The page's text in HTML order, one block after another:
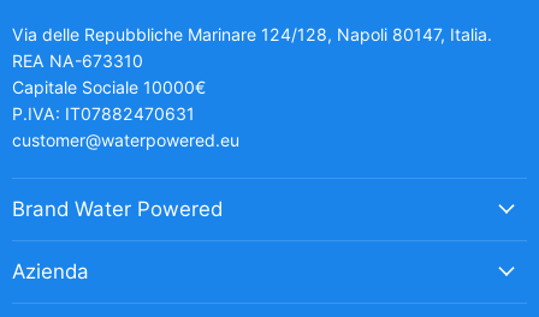
Via delle Repubbliche Marinare 124/128, Napoli 80147, Italia.
REA NA-673310
Capitale Sociale 10000€
P.IVA: IT07882470631
customer@waterpowered.eu
Brand Water Powered
Azienda